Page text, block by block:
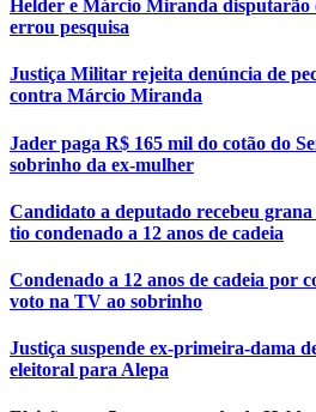
Helder e Márcio Miranda disputarão
errou pesquisa
Justiça Militar rejeita denúncia de
contra Márcio Miranda
Jader paga R$ 165 mil do cotão do
sobrinho da ex-mulher
Candidato a deputado recebeu
tio condenado a 12 anos de cadeia
Condenado a 12 anos de cadeia por
voto na TV ao sobrinho
Justiça suspende ex-primeira-dama
eleitoral para Alepa